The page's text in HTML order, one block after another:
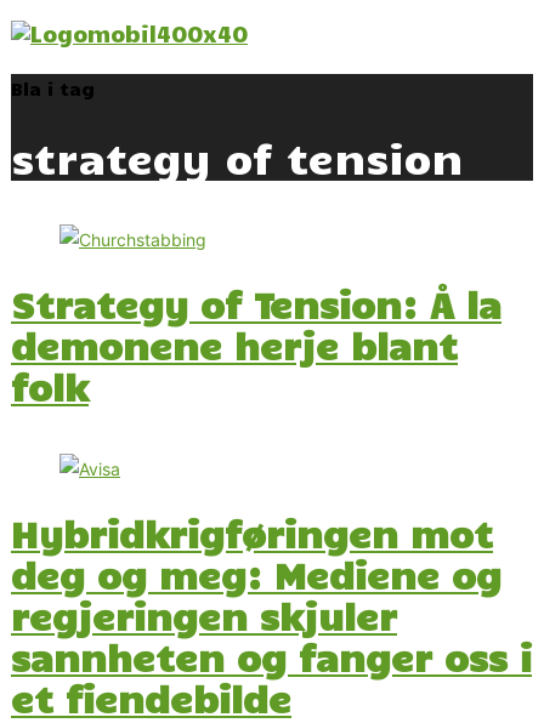
Bla i tag
strategy of tension
Strategy of Tension: Å la
demonene herje blant
folk
Hybridkrigføringen mot
deg og meg: Mediene og
regjeringen skjuler
sannheten og fanger oss i
et fiendebilde